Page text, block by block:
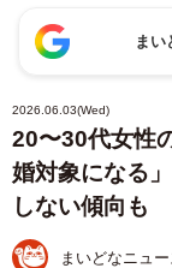
ま
2026.06.03(Wed)
20〜30代女性
婚対象になる
しない傾向も
まいどなニュ